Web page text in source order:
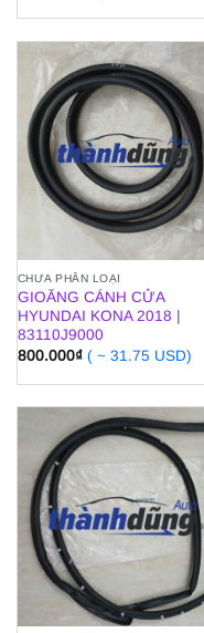
CHƯA PHÂN LOẠI
GIOĂNG CÁNH CỬA
HYUNDAI KONA 2018 |
83110J9000
800.000₫ ( ~ 31.75 USD)